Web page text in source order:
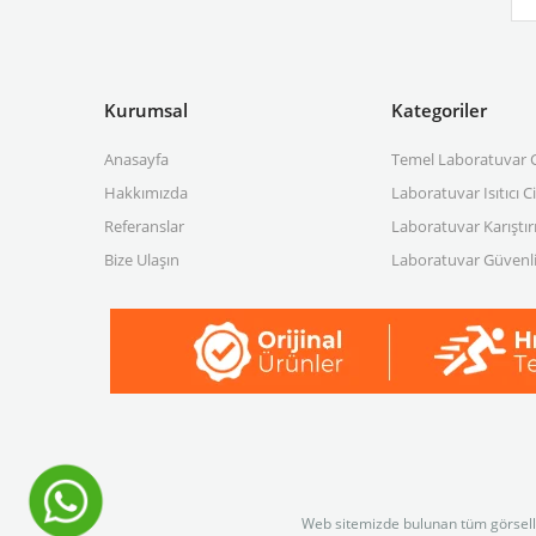
Kurumsal
Anasayfa
Hakkımızda
Referanslar
Bize Ulaşın
Kategoriler
Temel Laboratuvar
Laboratuvar Isıtıcı
Laboratuvar
Laboratuvar
Web sitemizde bulunan tüm